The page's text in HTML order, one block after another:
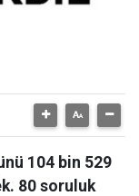
104 bin 529
80 soruluk